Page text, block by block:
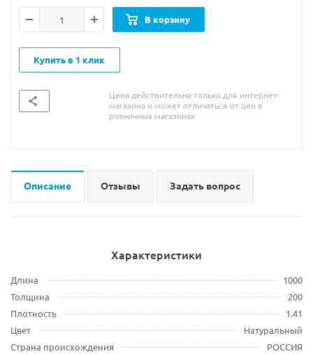
В корзину
Купить в 1 клик
Цена действительна только для интернет-
магазина и может отличаться от цен в
розничных магазинах
Описание Отзывы Задать вопрос
Характеристики
Длина
1000
Толщина
200
Плотность
1.41
Цвет
Натуральный
Страна происхождения
РОССИЯ